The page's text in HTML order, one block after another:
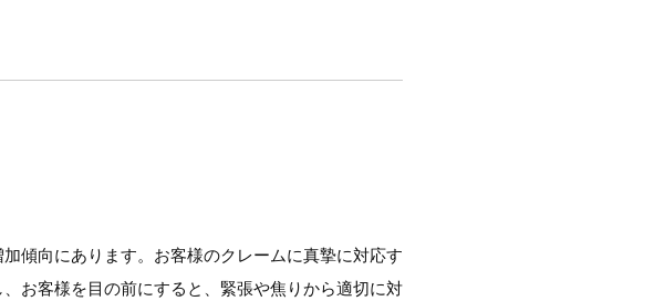
傾向にあります。お客様のクレームに真摯に対応す
お客様を目の前にすると、緊張や焦りから適切に対